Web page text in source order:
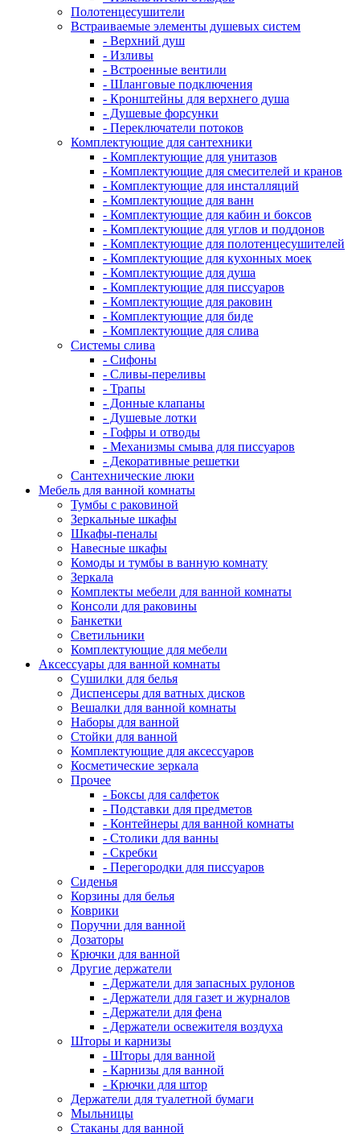
Полотенцесушители
Встраиваемые элементы душевых систем
- Верхний душ
- Изливы
- Встроенные вентили
- Шланговые подключения
- Кронштейны для верхнего душа
- Душевые форсунки
- Переключатели потоков
Комплектующие для сантехники
- Комплектующие для унитазов
- Комплектующие для смесителей и кранов
- Комплектующие для инсталляций
- Комплектующие для ванн
- Комплектующие для кабин и боксов
- Комплектующие для углов и поддонов
- Комплектующие для полотенцесушителей
- Комплектующие для кухонных моек
- Комплектующие для душа
- Комплектующие для писсуаров
- Комплектующие для раковин
- Комплектующие для биде
- Комплектующие для слива
Системы слива
- Сифоны
- Сливы-переливы
- Трапы
- Донные клапаны
- Душевые лотки
- Гофры и отводы
- Механизмы смыва для писсуаров
- Декоративные решетки
Сантехнические люки
Мебель для ванной комнаты
Тумбы с раковиной
Зеркальные шкафы
Шкафы-пеналы
Навесные шкафы
Комоды и тумбы в ванную комнату
Зеркала
Комплекты мебели для ванной комнаты
Консоли для раковины
Банкетки
Светильники
Комплектующие для мебели
Аксессуары для ванной комнаты
Сушилки для белья
Диспенсеры для ватных дисков
Вешалки для ванной комнаты
Наборы для ванной
Стойки для ванной
Комплектующие для аксессуаров
Косметические зеркала
Прочее
- Боксы для салфеток
- Подставки для предметов
- Контейнеры для ванной комнаты
- Столики для ванны
- Скребки
- Перегородки для писсуаров
Сиденья
Корзины для белья
Коврики
Поручни для ванной
Дозаторы
Крючки для ванной
Другие держатели
- Держатели для запасных рулонов
- Держатели для газет и журналов
- Держатели для фена
- Держатели освежителя воздуха
Шторы и карнизы
- Шторы для ванной
- Карнизы для ванной
- Крючки для штор
Держатели для туалетной бумаги
Мыльницы
Стаканы для ванной